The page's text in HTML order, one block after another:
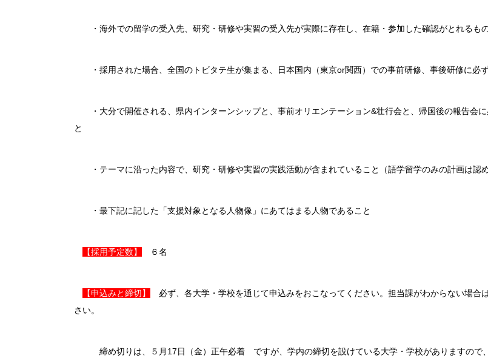
・海外での留学の受入先、研究・研修や実習の受入先が実際に存在し、在籍・参加した確認がとれるも
・採用された場合、全国のトビタテ生が集まる、日本国内（東京or関西）での事前研修、事後研修に必
・大分で開催される、県内インターンシップと、事前オリエンテーション&壮行会と、帰国後の報告会に
と
・テーマに沿った内容で、研究・研修や実習の実践活動が含まれていること（語学留学のみの計画は認め
・最下記に記した「支援対象となる人物像」にあてはまる人物であること
【採用予定数】 ６名
【申込みと締切】
必ず、各大学・学校を通じて申込みをおこなってください。担当課がわからない場合
さい。
締め切りは、５月17日（金）正午必着 ですが、学内の締切を設けている大学・学校がありますので